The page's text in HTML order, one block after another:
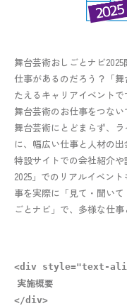
舞台芸術おしごとナビ
仕事があるのだろう？「
たえるキャリアイベント
舞台芸術のお仕事をつない
舞台芸術にとどまらず、
に、幅広い仕事と人材の
特設サイトでの会社紹介
2025」でのリアルイベン
事を実際に「見て・聞い
ごとナビ」で、多様な仕
<div style="text-
実施概要
</div>